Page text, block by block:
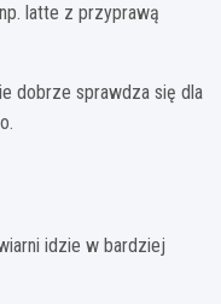
latte z przyprawą
dobrze sprawdza się dla
idzie w bardziej